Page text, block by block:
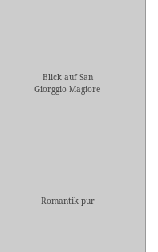
Blick auf San
Giorggio Magiore
Romantik pur